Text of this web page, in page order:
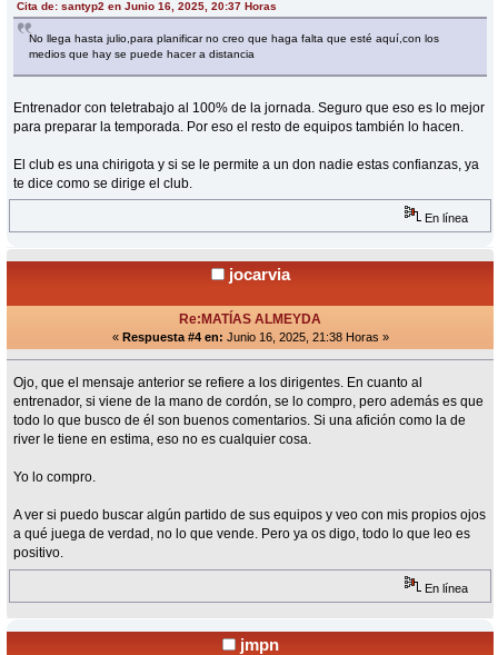
Cita de: santyp2 en Junio 16, 2025, 20:37 Horas
No llega hasta julio,para planificar no creo que haga falta que esté aquí,con los
medios que hay se puede hacer a distancia
Entrenador con teletrabajo al 100% de la jornada. Seguro que eso es lo mejor
para preparar la temporada. Por eso el resto de equipos también lo hacen.
El club es una chirigota y si se le permite a un don nadie estas confianzas, ya
te dice como se dirige el club.
En línea
jocarvia
Re:MATÍAS ALMEYDA
« Respuesta #4 en: Junio 16, 2025, 21:38 Horas »
Ojo, que el mensaje anterior se refiere a los dirigentes. En cuanto al
entrenador, si viene de la mano de cordón, se lo compro, pero además es que
todo lo que busco de él son buenos comentarios. Si una afición como la de
river le tiene en estima, eso no es cualquier cosa.
Yo lo compro.
A ver si puedo buscar algún partido de sus equipos y veo con mis propios ojos
a qué juega de verdad, no lo que vende. Pero ya os digo, todo lo que leo es
positivo.
En línea
jmpn